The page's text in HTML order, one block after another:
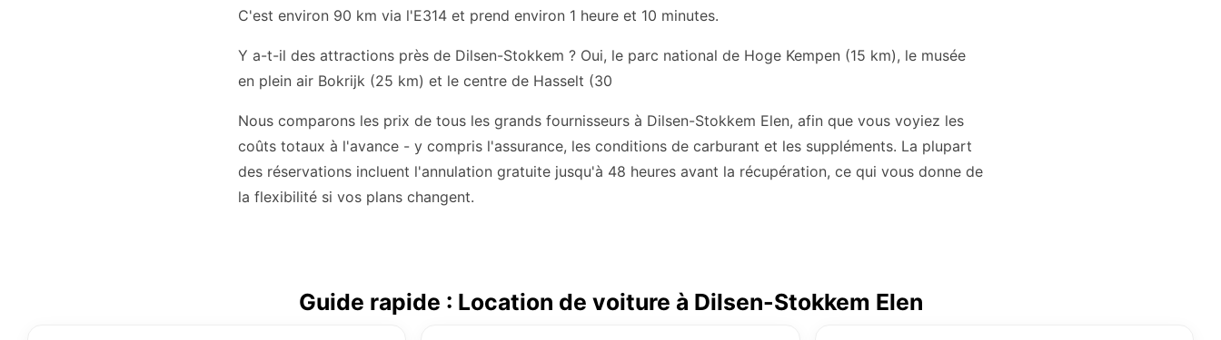
C'est environ 90 km via l'E314 et prend environ 1 heure et 10 minutes.
Y a-t-il des attractions près de Dilsen-Stokkem ? Oui, le parc national de Hoge Kempen (15 km), le musée
en plein air Bokrijk (25 km) et le centre de Hasselt (30
Nous comparons les prix de tous les grands fournisseurs à Dilsen-Stokkem Elen, afin que vous voyiez les
coûts totaux à l'avance - y compris l'assurance, les conditions de carburant et les suppléments. La plupart
des réservations incluent l'annulation gratuite jusqu'à 48 heures avant la récupération, ce qui vous donne de
la flexibilité si vos plans changent.
Guide rapide : Location de voiture à Dilsen-Stokkem Elen